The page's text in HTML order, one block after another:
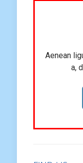
Aenean
a,